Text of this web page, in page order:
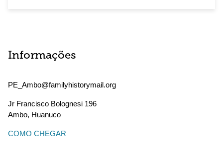
Informações
PE_Ambo@familyhistorymail.org
Jr Francisco Bolognesi 196
Ambo, Huanuco
COMO CHEGAR